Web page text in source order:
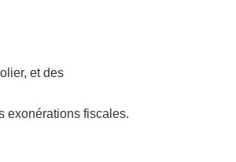
et des
exonérations fiscales.